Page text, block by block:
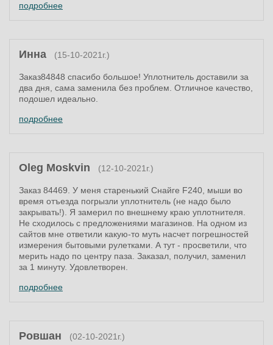
подробнее
Инна (15-10-2021г.)
Заказ84848 спасибо большое! Уплотнитель доставили за
два дня, сама заменила без проблем. Отличное качество,
подошел идеально.
подробнее
Oleg Moskvin (12-10-2021г.)
Заказ 84469. У меня старенький Снайге F240, мыши во
время отъезда погрызли уплотнитель (не надо было
закрывать!). Я замерил по внешнему краю уплотнителя.
Не сходилось с предложениями магазинов. На одном из
сайтов мне ответили какую-то муть насчет погрешностей
измерения бытовыми рулетками. А тут - просветили, что
мерить надо по центру паза. Заказал, получил, заменил
за 1 минуту. Удовлетворен.
подробнее
Ровшан (02-10-2021г.)